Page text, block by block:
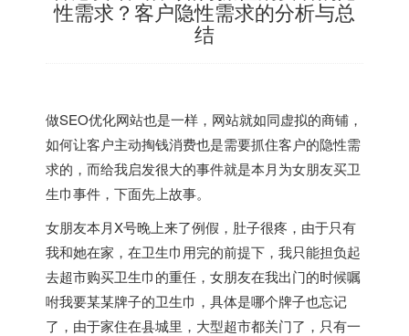
性需求？客户隐性需求的分析与总
结
做SEO优化网站也是一样，网站就如同虚拟的商铺，
如何让客户主动掏钱消费也是需要抓住客户的隐性需
求的，而给我启发很大的事件就是本月为女朋友买卫
生巾事件，下面先上故事。
女朋友本月X号晚上来了例假，肚子很疼，由于只有
我和她在家，在卫生巾用完的前提下，我只能担负起
去超市购买卫生巾的重任，女朋友在我出门的时候嘱
咐我要某某牌子的卫生巾，具体是哪个牌子也忘记
了，由于家住在县城里，大型超市都关门了，只有一